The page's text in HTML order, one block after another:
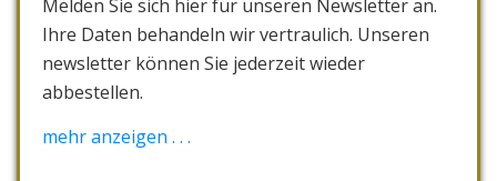
Melden Sie sich hier für unseren Newsletter an.
Ihre Daten behandeln wir vertraulich. Unseren
newsletter können Sie jederzeit wieder
abbestellen.
mehr anzeigen . . .